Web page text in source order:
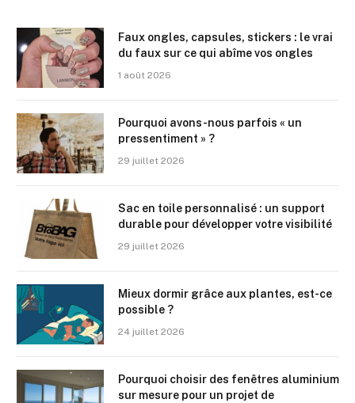
Faux ongles, capsules, stickers : le vrai
du faux sur ce qui abîme vos ongles
1 août 2026
Pourquoi avons-nous parfois « un
pressentiment » ?
29 juillet 2026
Sac en toile personnalisé : un support
durable pour développer votre visibilité
29 juillet 2026
Mieux dormir grâce aux plantes, est-ce
possible ?
24 juillet 2026
Pourquoi choisir des fenêtres aluminium
sur mesure pour un projet de